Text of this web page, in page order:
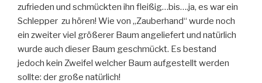
zufrieden und schmückten ihn fleißig…bis….ja, es war ein
Schlepper zu hören! Wie von „Zauberhand“ wurde noch
ein zweiter viel größerer Baum angeliefert und natürlich
wurde auch dieser Baum geschmückt. Es bestand
jedoch kein Zweifel welcher Baum aufgestellt werden
sollte: der große natürlich!